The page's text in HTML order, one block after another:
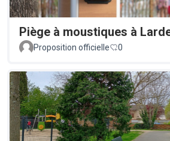
Piège à moustiques à
Proposition officielle
0